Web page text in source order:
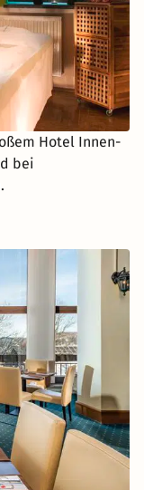
Hotel Innen-
bei